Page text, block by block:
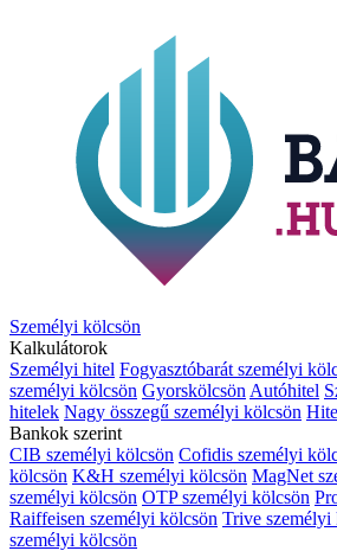
Személyi kölcsön
Kalkulátorok
Személyi hitel Fogyasztóbarát személyi
személyi kölcsön Gyorskölcsön Autóhitel
hitelek Nagy összegű személyi kölcsön
Bankok szerint
CIB személyi kölcsön Cofidis személyi
kölcsön K&H személyi kölcsön MagNet
személyi kölcsön OTP személyi kölcsön
Raiffeisen személyi kölcsön Trive személyi
személyi kölcsön